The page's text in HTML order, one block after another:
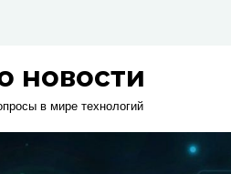
новости
в мире технологий